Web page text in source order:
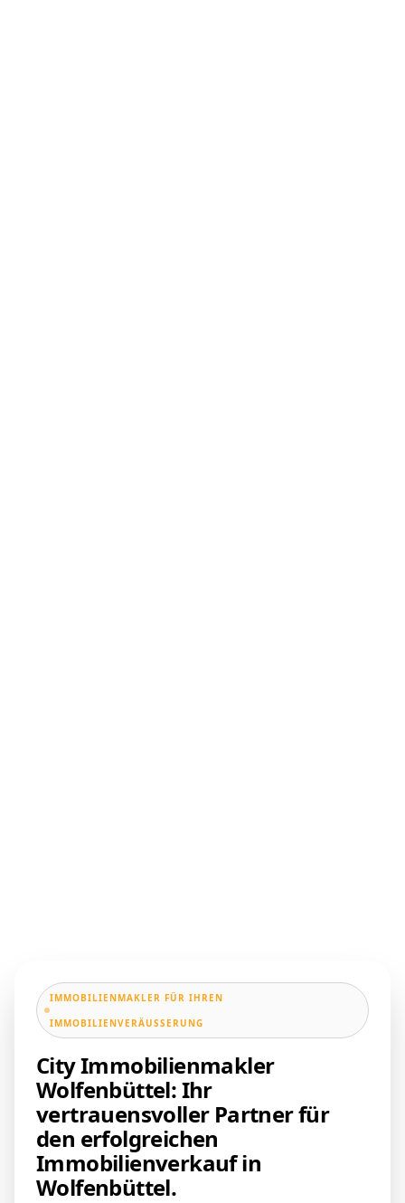
IMMOBILIENMAKLER FÜR IHREN
IMMOBILIENVERÄUSSERUNG
City Immobilienmakler
Wolfenbüttel: Ihr
vertrauensvoller Partner für
den erfolgreichen
Immobilienverkauf in
Wolfenbüttel.